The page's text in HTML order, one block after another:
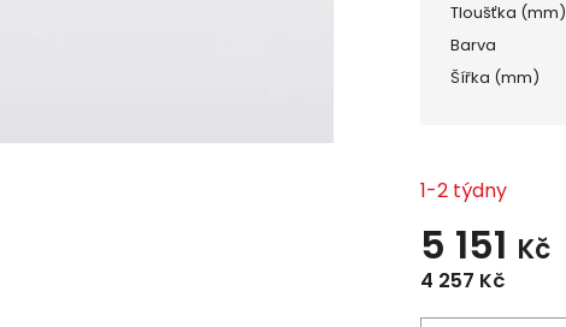
Tloušťka (mm)
Barva
Šířka (mm)
1-2 týdny
5 151 Kč
4 257 Kč